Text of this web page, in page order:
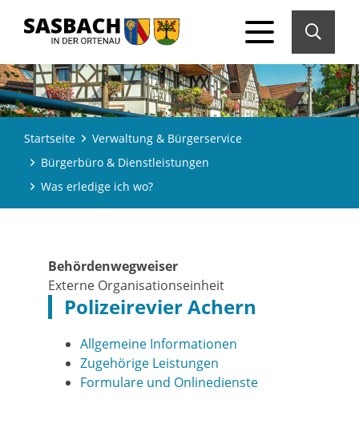
Startseite
Verwaltung & Bürgerservice
Bürgerbüro & Dienstleistungen
Was erledige ich wo?
Behördenwegweiser
Externe Organisationseinheit
Polizeirevier Achern
Allgemeine Informationen
Zugehörige Leistungen
Formulare und Onlinedienste